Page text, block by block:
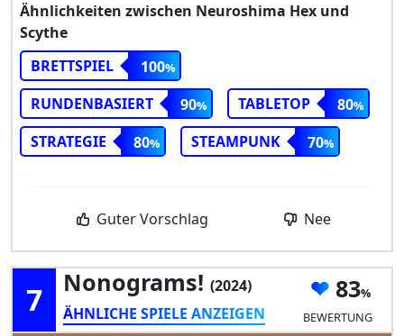
Ähnlichkeiten zwischen Neuroshima Hex und
Scythe
BRETTSPIEL
100
RUNDENBASIERT
90 TABLETOP
80
STRATEGIE
80 STEAMPUNK 70
Guter Vorschlag Nee
7 Nonograms! (2024)
ÄHNLICHE SPIELE ANZEIGEN
83
BEWERTUNG